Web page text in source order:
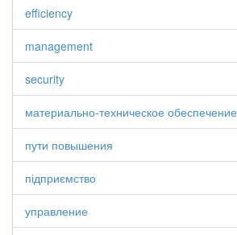
efficiency
management
security
материально-техническое обеспечение
пути повышения
підприємство
управление